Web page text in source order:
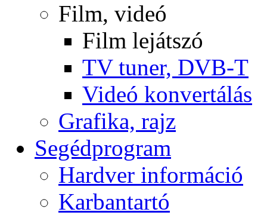
Film, videó
Film lejátszó
TV tuner, DVB-T
Videó konvertálás
Grafika, rajz
Segédprogram
Hardver információ
Karbantartó